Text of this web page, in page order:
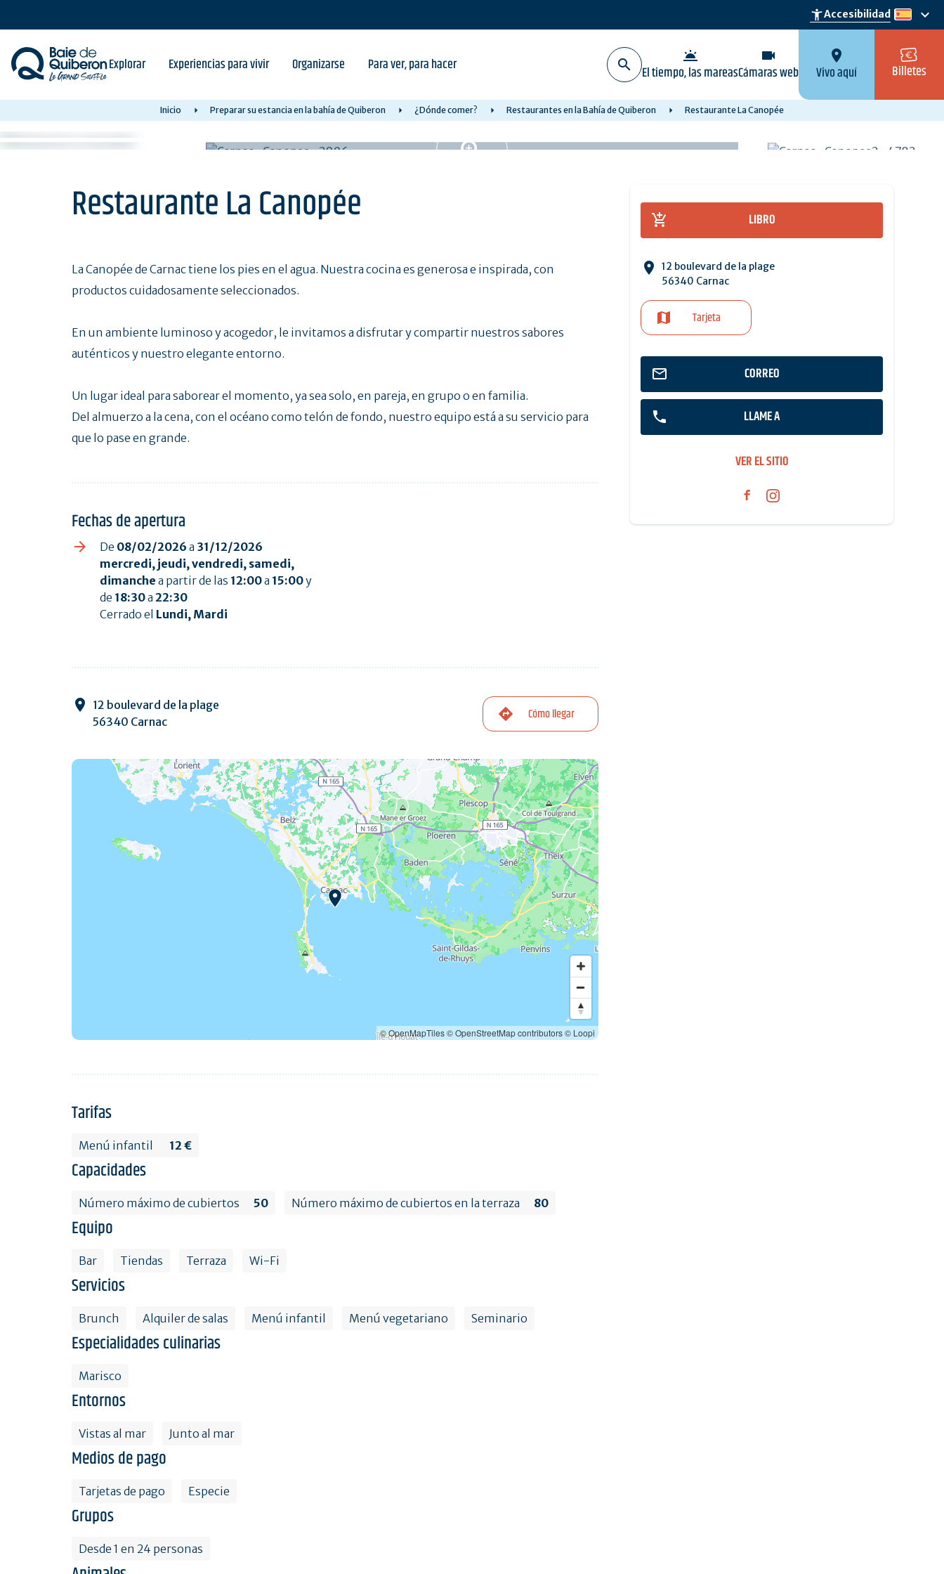
content
accessibility_newAccesibilidad es
keyboard_arrow_down
Explorar Experiencias para vivir Organizarse Para ver, para hacer wb_twilight
El tiempo, las mareas
videocam
Cámaras web
location_on
Vivo aquí Billetes
Inicio Preparar su estancia en la bahía de Quiberon ¿Dónde comer? Restaurantes en la Bahía de Quiberon Restaurante La Canopée
Restaurante La Canopée LIBRO
12 boulevard de la plage
56340 Carnac
Tarjeta
CORREO
LLAME A
VER EL SITIO
La Canopée de Carnac tiene los pies en el agua. Nuestra cocina es generosa e inspirada, con
productos cuidadosamente seleccionados.
En un ambiente luminoso y acogedor, le invitamos a disfrutar y compartir nuestros sabores
auténticos y nuestro elegante entorno.
Un lugar ideal para saborear el momento, ya sea solo, en pareja, en grupo o en familia.
Del almuerzo a la cena, con el océano como telón de fondo, nuestro equipo está a su servicio para
que lo pase en grande.
Fechas de apertura
De 08/02/2026 a 31/12/2026
mercredi, jeudi, vendredi, samedi,
dimanche a partir de las 12:00a 15:00y
de 18:30a 22:30
Cerrado el Lundi, Mardi
12 boulevard de la plage
56340 Carnac
Cómo llegar
© OpenMapTiles© OpenStreetMap contributors© Loopi
Tarifas
Menú infantil 12 €
Capacidades
Número máximo de cubiertos 50 Número máximo de cubiertos en la terraza 80
Equipo
Bar Tiendas Terraza Wi-Fi
Servicios
Brunch Alquiler de salas Menú infantil Menú vegetariano Seminario
Especialidades culinarias
Marisco
Entornos
Vistas al mar Junto al mar
Medios de pago
Tarjetas de pago Especie
Grupos
Desde 1 en 24 personas